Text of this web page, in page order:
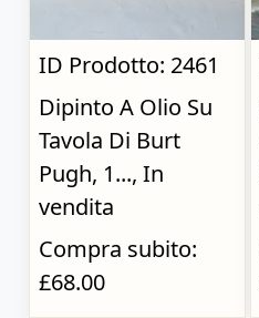
ID Prodotto: 2461
Dipinto A Olio Su
Tavola Di Burt
Pugh, 1..., In
vendita
Compra subito:
£68.00